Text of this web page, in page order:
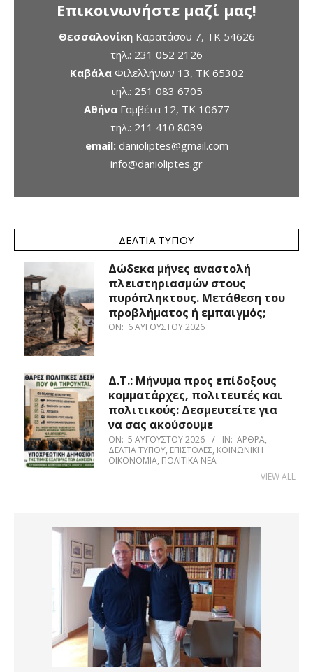
Επικοινωνήστε μαζί μας!
ΘεσσαλονίκηΚαρατάσου 7, TK 54626
τηλ.: 231 052 2126
ΚαβάλαΦιλελλήνων 13, ΤΚ 65302
τηλ.: 251 083 6705
ΑθήναΓαμβέτα 12, ΤΚ 10677
τηλ.: 211 410 8039
email: danioliptes@gmail.com
info@danioliptes.gr
ΔΕΛΤΊΑ ΤΎΠΟΥ
Δώδεκα μήνες αναστολή
πλειστηριασμών στους
πυρόπληκτους. Μετάθεση του
προβλήματος ή εμπαιγμός;
ON: 6 ΑΥΓΟΎΣΤΟΥ 2026
Δ.Τ.: Μήνυμα προς επίδοξους
κομματάρχες, πολιτευτές και
πολιτικούς: Δεσμευτείτε για
να σας ακούσουμε
ON: 5 ΑΥΓΟΎΣΤΟΥ 2026 IN: ΆΡΘΡΑ,
ΔΕΛΤΊΑ ΤΎΠΟΥ, ΕΠΙΣΤΟΛΈΣ, ΚΟΙΝΩΝΙΚΉ
ΟΙΚΟΝΟΜΊΑ, ΠΟΛΙΤΙΚΆ ΝΈΑ
VIEW ALL